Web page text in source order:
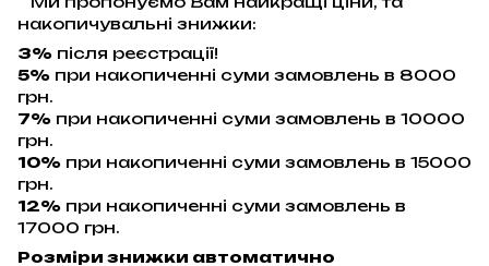
накопичувальні знижки:
3% після реєстрації!
5% при накопиченні суми замовлень в 8000
грн.
7% при накопиченні суми замовлень в 10000
грн.
10% при накопиченні суми замовлень в 15000
грн.
12% при накопиченні суми замовлень в
17000 грн.
Розміри знижки автоматично